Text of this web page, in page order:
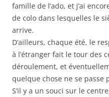
famille de l’ado, et j’ai
de colo dans lesquelles le
arrive.
D’ailleurs, chaque été, le
à l’étranger fait le tour des
déroulement, et
quelque chose ne se passe
S’il y a un souci sur le